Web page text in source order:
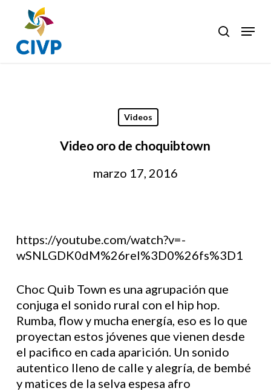
main
content
search
Menu
Videos
Video oro de choquibtown
marzo 17, 2016
https://youtube.com/watch?v=-
wSNLGDK0dM%26rel%3D0%26fs%3D1
Choc Quib Town es una agrupación que
conjuga el sonido rural con el hip hop.
Rumba, flow y mucha energía, eso es lo que
proyectan estos jóvenes que vienen desde
el pacifico en cada aparición. Un sonido
autentico lleno de calle y alegría, de bembé
y matices de la selva espesa afro
Close